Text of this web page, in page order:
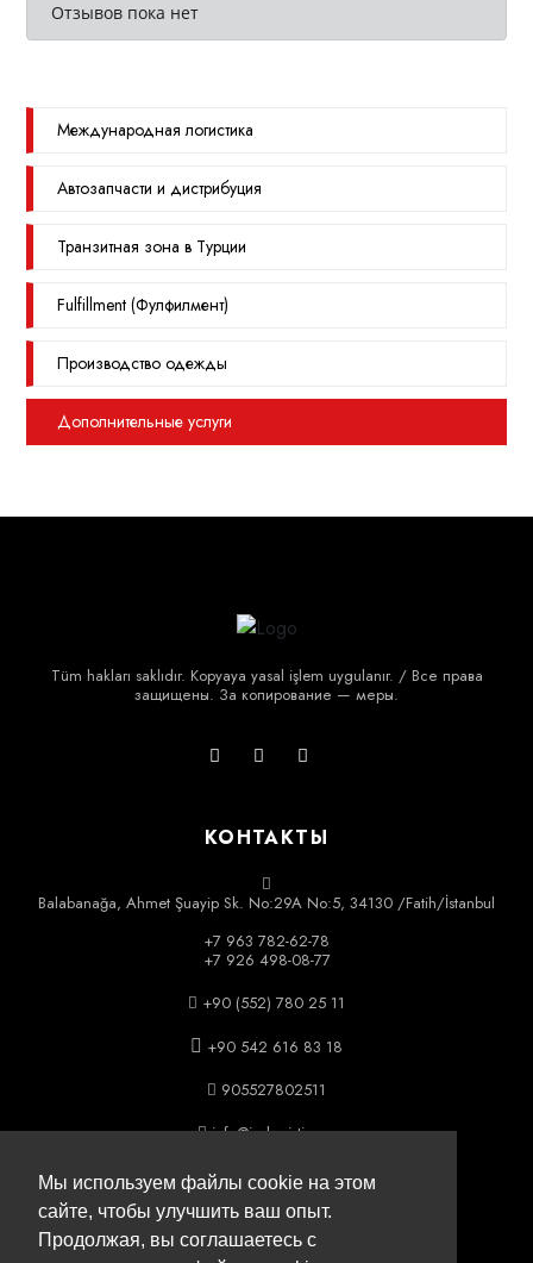
Мы используем файлы cookie на этом
сайте, чтобы улучшить ваш опыт.
Продолжая, вы соглашаетесь с
Отзывов пока нет
Международная логистика
Автозапчасти и дистрибуция
Транзитная зона в Турции
Fulfillment (Фулфилмент)
Производство одежды
Дополнительные услуги
Tüm hakları saklıdır. Kopyaya yasal işlem uygulanır. / Все права
защищены. За копирование — меры.
КОНТАКТЫ
Balabanağa, Ahmet Şuayip Sk. No:29A No:5, 34130 /Fatih/İstanbul
+7 963 782-62-78
+7 926 498-08-77
+90 (552) 780 25 11
+90 542 616 83 18
905527802511
info@icslogistics.ru
ЧАСЫ РАБОТЫ